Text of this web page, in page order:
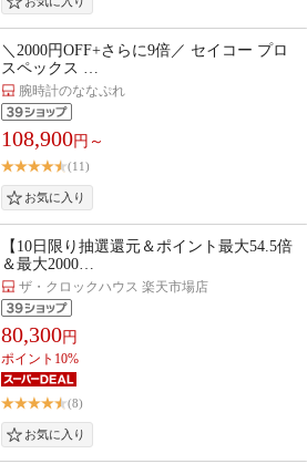
＼2000円OFF+さらに9倍／ セイコー プロ
スペックス …
腕時計のななぷれ
108,900円～
(11)
【10日限り抽選還元＆ポイント最大54.5倍
＆最大2000…
ザ・クロックハウス 楽天市場店
80,300円
ポイント10%
(8)